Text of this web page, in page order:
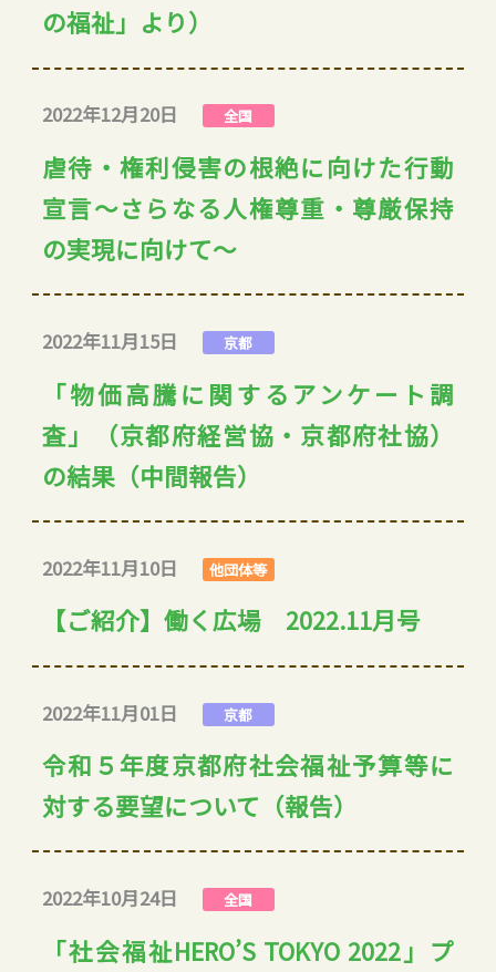
の福祉」より）
2022年12月20日 全国
虐待・権利侵害の根絶に向けた行動
宣言～さらなる人権尊重・尊厳保持
の実現に向けて～
2022年11月15日 京都
「物価高騰に関するアンケート調
査」（京都府経営協・京都府社協）
の結果（中間報告）
2022年11月10日 他団体等
【ご紹介】働く広場 2022.11月号
2022年11月01日 京都
令和５年度京都府社会福祉予算等に
対する要望について（報告）
2022年10月24日 全国
「社会福祉HERO’S TOKYO 2022」プ